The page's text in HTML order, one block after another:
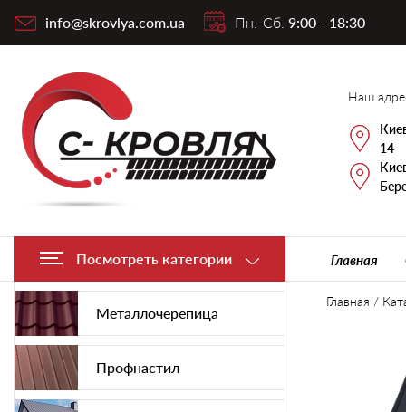
info@skrovlya.com.ua Пн.-Сб. 9:00 - 18:30
Наш
14
Посмотреть категории Главная
Металлочерепица
Профнастил
Главная /